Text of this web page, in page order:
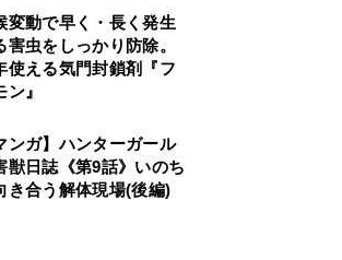
変動で早く・長く発生
害虫をしっかり防除。
使える気門封鎖剤『フ
ン』
ンガ】ハンターガール
獣日誌《第9話》いのち
き合う解体現場(後編)